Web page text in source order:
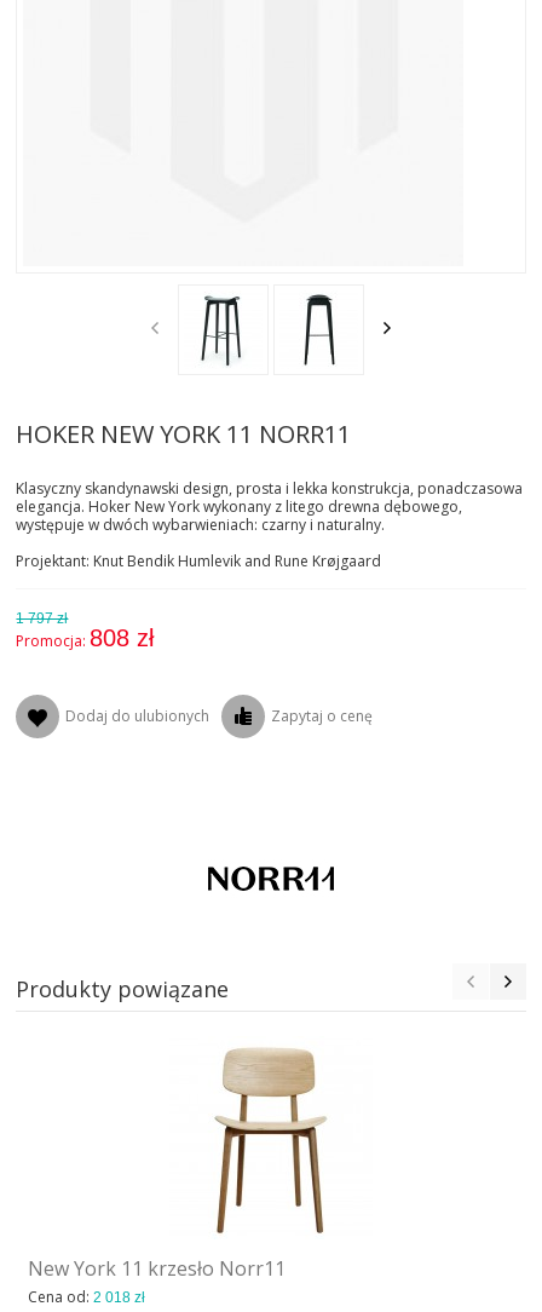
HOKER NEW YORK 11 NORR11
Klasyczny skandynawski design, prosta i lekka konstrukcja, ponadczasowa
elegancja. Hoker New York wykonany z litego drewna dębowego,
występuje w dwóch wybarwieniach: czarny i naturalny.
Projektant: Knut Bendik Humlevik and Rune Krøjgaard
1 797 zł
Promocja: 808 zł
Dodaj do ulubionych Zapytaj o cenę
Produkty powiązane
New York 11 krzesło Norr11
Cena od:2 018 zł